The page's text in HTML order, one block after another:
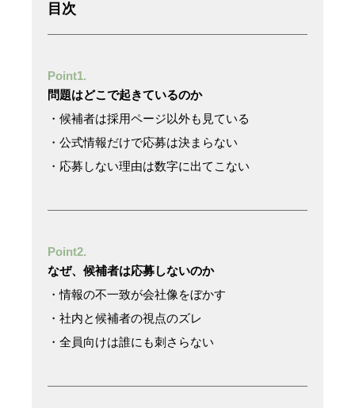
目次
Point1.
問題はどこで起きているのか
・候補者は採用ページ以外も見ている
・公式情報だけで応募は決まらない
・応募しない理由は数字に出てこない
Point2.
なぜ、候補者は応募しないのか
・情報の不一致が会社像をぼかす
・社内と候補者の視点のズレ
・全員向けは誰にも刺さらない